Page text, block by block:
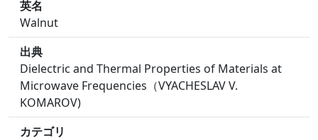
英名
Walnut
出典
Dielectric and Thermal Properties of Materials at
Microwave Frequencies（VYACHESLAV V.
KOMAROV)
カテゴリ